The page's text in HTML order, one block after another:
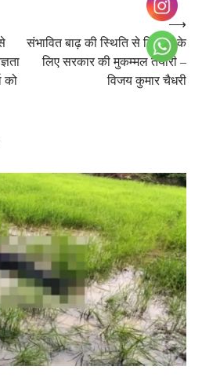
को
संभावित बाढ़ की स्थिति से निपटने के
लिए सरकार की मुकम्मल तैयारी –
विजय कुमार चैधरी
⟶